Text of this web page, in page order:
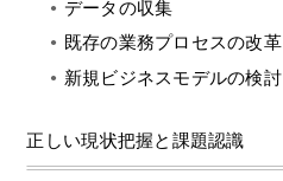
データの収集
既存の業務プロセスの改革
新規ビジネスモデルの検討
正しい現状把握と課題認識